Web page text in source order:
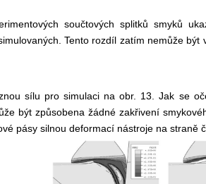
součtových splitků smyků
Tento rozdíl zatím nemůže být
sílu pro simulaci na obr. 13. Jak se
být způsobena žádné zakřivení
pásy silnou deformací nástroje na straně